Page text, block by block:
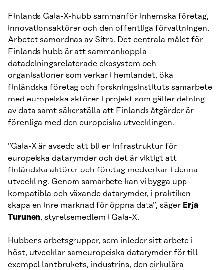
Finlands Gaia-X-hubb sammanför inhemska företag,
innovationsaktörer och den offentliga förvaltningen.
Arbetet samordnas av Sitra. Det centrala målet för
Finlands hubb är att sammankoppla
datadelningsrelaterade ekosystem och
organisationer som verkar i hemlandet, öka
finländska företag och forskningsinstituts samarbete
med europeiska aktörer i projekt som gäller delning
av data samt säkerställa att Finlands åtgärder är
förenliga med den europeiska utvecklingen.
”Gaia-X är avsedd att bli en infrastruktur för
europeiska datarymder och det är viktigt att
finländska aktörer och företag medverkar i denna
utveckling. Genom samarbete kan vi bygga upp
kompatibla och växande datarymder, i praktiken
skapa en inre marknad för öppna data”, säger Erja
Turunen, styrelsemedlem i Gaia-X.
Hubbens arbetsgrupper, som inleder sitt arbete i
höst, utvecklar sameuropeiska datarymder för till
exempel lantbrukets, industrins, den cirkulära